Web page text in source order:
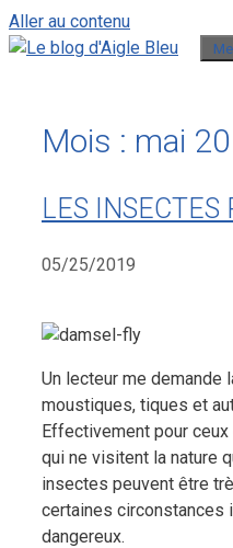
Aller au contenu
Mois : mai
LES INSECTES
05/25/2019
Un lecteur me demande
moustiques, tiques et
Effectivement pour
qui ne visitent la nature
insectes peuvent être
certaines circonstances
dangereux.